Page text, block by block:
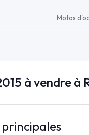
Motos
à vendre à